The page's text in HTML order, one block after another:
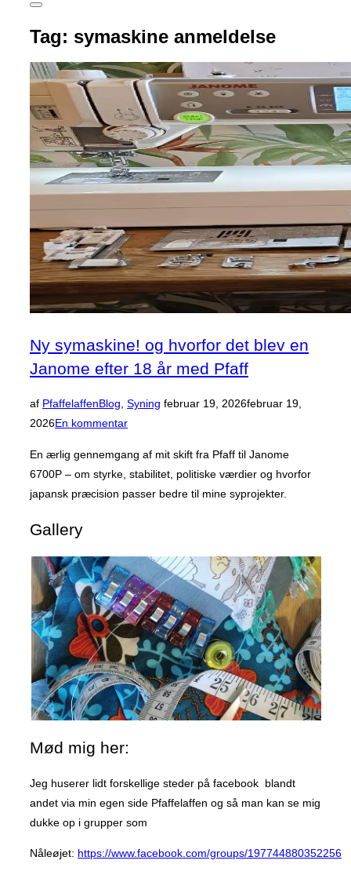
Slå
i
sidekolonne
Tag: symaskine anmeldelse
Ny symaskine! og hvorfor det blev en
Janome efter 18 år med Pfaff
af PfaffelaffenBlog, Syning Udgivet
februar 19, 2026februar 19,
2026En kommentar
En ærlig gennemgang af mit skift fra Pfaff til Janome
6700P – om styrke, stabilitet, politiske værdier og hvorfor
japansk præcision passer bedre til mine syprojekter.
Gallery
Mød mig her:
Jeg huserer lidt forskellige steder på facebook blandt
andet via min egen side Pfaffelaffen og så man kan se mig
dukke op i grupper som
Nåleøjet: https://www.facebook.com/groups/197744880352256